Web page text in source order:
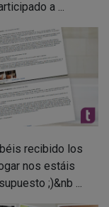
a ...
recibido los
nos estáis
;)&nb ...